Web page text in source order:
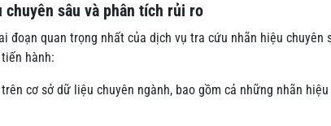
chuyên sâu và phân tích rủi ro
đoạn quan trọng nhất của dịch vụ tra cứu nhãn hiệu chuyên
hành:
cơ sở dữ liệu chuyên ngành, bao gồm cả những nhãn